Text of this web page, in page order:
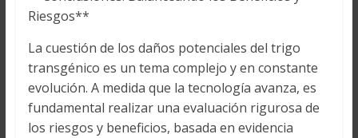
Riesgos**
La cuestión de los daños potenciales del trigo
transgénico es un tema complejo y en constante
evolución. A medida que la tecnología avanza, es
fundamental realizar una evaluación rigurosa de
los riesgos y beneficios, basada en evidencia